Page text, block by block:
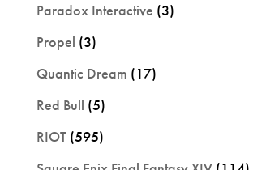
Paradox Interactive (3)
Propel (3)
Quantic Dream (17)
Red Bull (5)
RIOT(595)